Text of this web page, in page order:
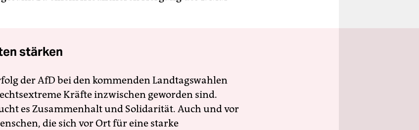
stärken
der AfD bei den kommenden Landtagswahlen
Kräfte inzwischen geworden sind.
es Zusammenhalt und Solidarität. Auch und vor
die sich vor Ort für eine starke